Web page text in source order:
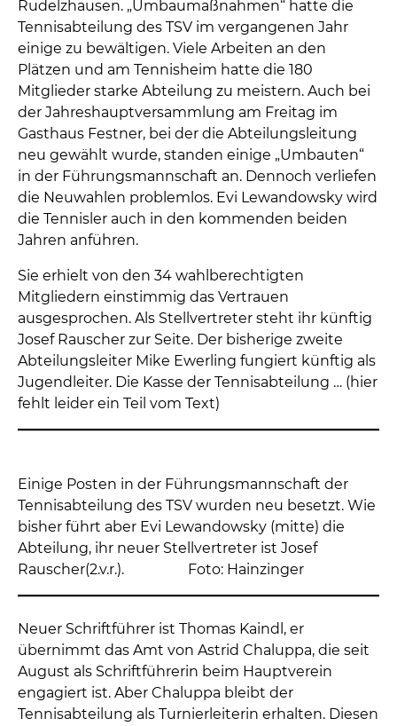
Rudelzhausen. „Umbaumaßnahmen“ hatte die
Tennisabteilung des TSV im vergangenen Jahr
einige zu bewältigen. Viele Arbeiten an den
Plätzen und am Tennisheim hatte die 180
Mitglieder starke Abteilung zu meistern. Auch bei
der Jahreshauptversammlung am Freitag im
Gasthaus Festner, bei der die Abteilungsleitung
neu gewählt wurde, standen einige „Umbauten“
in der Führungsmannschaft an. Dennoch verliefen
die Neuwahlen problemlos. Evi Lewandowsky wird
die Tennisler auch in den kommenden beiden
Jahren anführen.
Sie erhielt von den 34 wahlberechtigten
Mitgliedern einstimmig das Vertrauen
ausgesprochen. Als Stellvertreter steht ihr künftig
Josef Rauscher zur Seite. Der bisherige zweite
Abteilungsleiter Mike Ewerling fungiert künftig als
Jugendleiter. Die Kasse der Tennisabteilung … (hier
fehlt leider ein Teil vom Text)
Einige Posten in der Führungsmannschaft der
Tennisabteilung des TSV wurden neu besetzt. Wie
bisher führt aber Evi Lewandowsky (mitte) die
Abteilung, ihr neuer Stellvertreter ist Josef
Rauscher(2.v.r.). Foto: Hainzinger
Neuer Schriftführer ist Thomas Kaindl, er
übernimmt das Amt von Astrid Chaluppa, die seit
August als Schriftführerin beim Hauptverein
engagiert ist. Aber Chaluppa bleibt der
Tennisabteilung als Turnierleiterin erhalten. Diesen